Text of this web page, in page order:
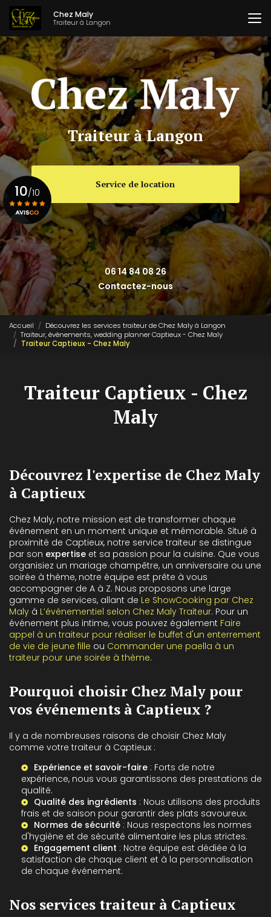
Aller
contenu
principal
Chez Maly
Traiteur à Langon
Traiteur à Langon
Service de location
06 14 84 08 26
Contactez-nous
10/10
Voir le certificat
Accueil
Découvrez les services traiteur de Chez Maly à Langon
Traiteur, évènements, wedding planner Captieux - Chez Maly
Traiteur Captieux - Chez Maly
Traiteur Captieux - Chez
Maly
Découvrez l'expertise de Chez Maly
à Captieux
Chez Maly, notre mission est de transformer chaque
événement en un moment unique et mémorable. Situé à
proximité de Captieux, notre service traiteur se distingue
par son expertise et sa passion pour la cuisine. Que vous
organisiez un mariage champêtre, un anniversaire ou une
soirée à thème, notre équipe est prête à vous
accompagner de A à Z. Nous proposons une large
gamme de services, allant de Le ShowCooking par Chez
Maly à L’événementiel selon Chez Maly Traiteur. Pour un
événement plus intime, vous pouvez également Faire
appel à un traiteur pour réaliser le buffet d'un enterrement
de vie de jeune fille ou Commander une paella à un
traiteur pour une soirée à thème.
Pourquoi choisir Chez Maly pour
vos événements à Captieux ?
Il y a de nombreuses raisons de choisir Chez Maly
comme votre traiteur à Captieux :
Expérience et savoir-faire : Forts de notre
expérience, nous vous garantissons des prestations de
qualité.
Qualité des ingrédients : Nous utilisons des produits
frais et de saison pour garantir des plats savoureux.
Normes de sécurité : Nous respectons les normes
d'hygiène et de sécurité alimentaire les plus strictes.
Engagement client : Notre équipe est dédiée à la
satisfaction de chaque client et à la personnalisation
de chaque événement.
Nos services traiteur à Captieux